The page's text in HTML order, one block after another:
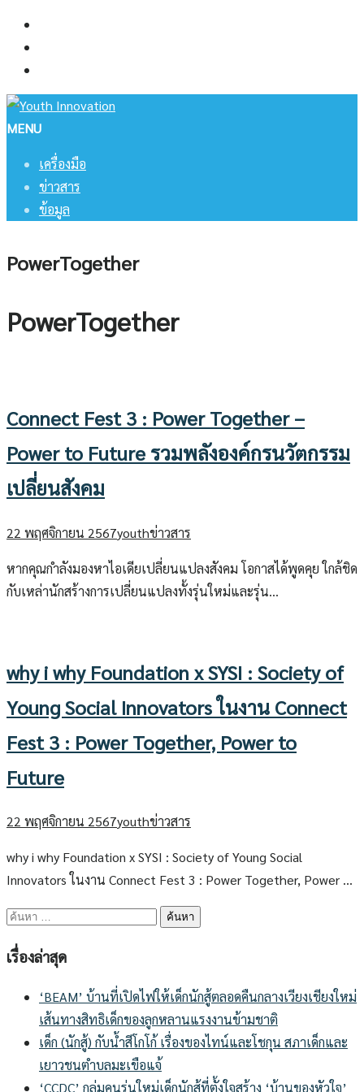
Skip
content
MENU
เครื่องมือ
ข่าวสาร
ข้อมูล
PowerTogether
PowerTogether
Connect Fest 3 : Power Together –
Power to Future รวมพลังองค์กรนวัตกรรม
เปลี่ยนสังคม
22 พฤศจิกายน 2567youthข่าวสาร
หากคุณกำลังมองหาไอเดียเปลี่ยนแปลงสังคม โอกาสได้พูดคุย ใกล้ชิด
กับเหล่านักสร้างการเปลี่ยนแปลงทั้งรุ่นใหม่และรุ่น…
why i why Foundation x SYSI : Society of
Young Social Innovators ในงาน Connect
Fest 3 : Power Together, Power to
Future
22 พฤศจิกายน 2567youthข่าวสาร
why i why Foundation x SYSI : Society of Young Social
Innovators ในงาน Connect Fest 3 : Power Together, Power …
ค้นหา
เรื่องล่าสุด
‘BEAM’ บ้านที่เปิดไฟให้เด็กนักสู้ตลอดคืนกลางเวียงเชียงใหม่
เส้นทางสิทธิเด็กของลูกหลานแรงงานข้ามชาติ
เด็ก (นักสู้) กับน้ำสีโกโก้ เรื่องของไทน์และโชกุน สภาเด็กและ
เยาวชนตำบลมะเขือแจ้
‘CCDC’ กลุ่มคนรุ่นใหม่เด็กนักสู้ที่ตั้งใจสร้าง ‘บ้านของหัวใจ’